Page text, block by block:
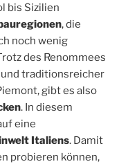
bis Sizilien
, die
noch wenig
des Renommees
traditionsreicher
gibt es also
. In diesem
eine
Italiens. Damit
probieren können,